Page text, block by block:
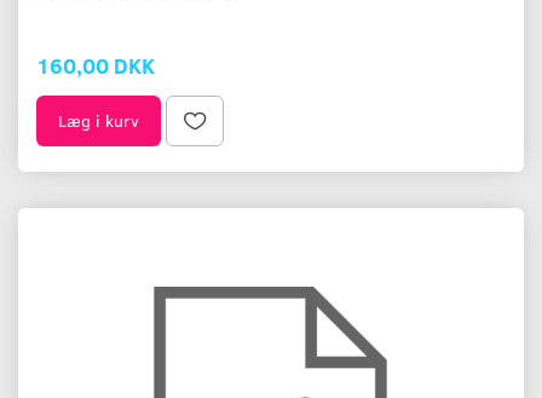
160,00 DKK
Læg i kurv